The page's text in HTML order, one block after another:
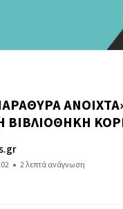
ΒΙΒΛΙΟΘΗΚΗ
2 λεπτά ανάγνωση